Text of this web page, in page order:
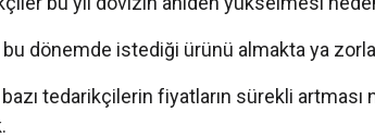
dönemde istediği ürünü almakta ya
tedarikçilerin fiyatların sürekli